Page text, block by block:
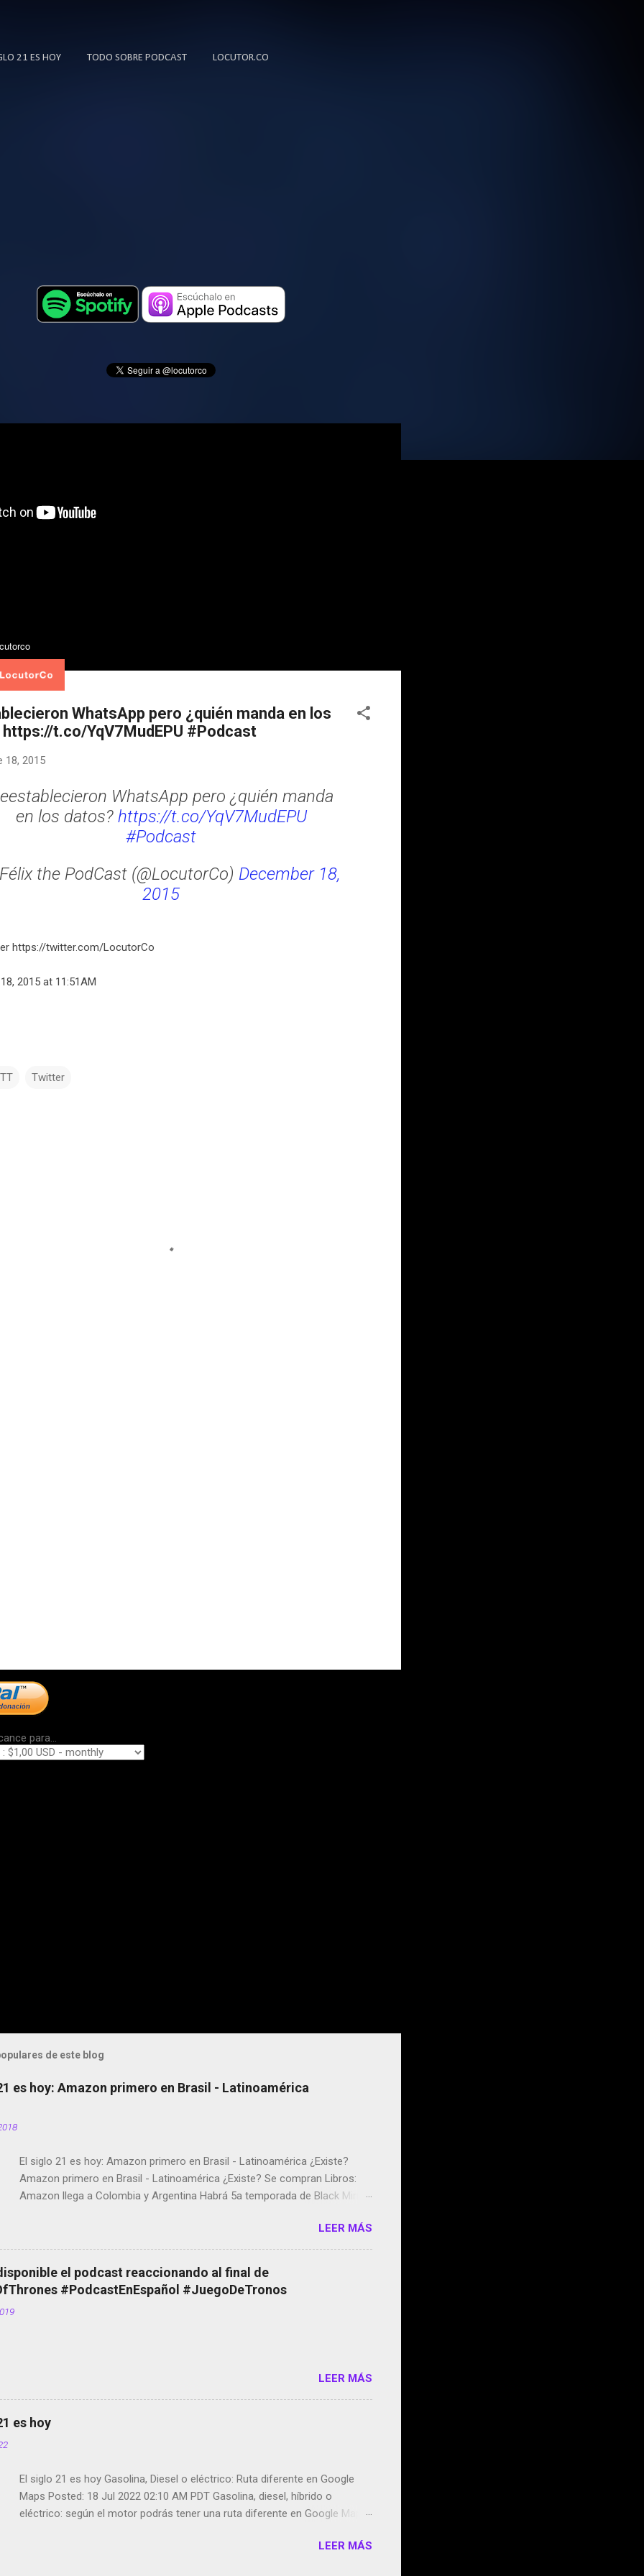
21 ES HOY TODO SOBRE PODCAST LOCUTOR.CO
WhatsApp pero ¿quién manda en los
t.co/YqV7MudEPU #Podcast
18, 2015
WhatsApp pero ¿quién manda
en los datos? https://t.co/YqV7MudEPU
#Podcast
the PodCast (@LocutorCo) December 18,
2015
https://twitter.com/LocutorCo
2015 at 11:51AM
Twitter
para...
de este blog
es hoy: Amazon primero en Brasil - Latinoamérica
El siglo 21 es hoy: Amazon primero en Brasil - Latinoamérica ¿Existe?
Amazon primero en Brasil - Latinoamérica ¿Existe? Se compran Libros:
Amazon llega a Colombia y Argentina Habrá 5a temporada de Black Mirror
copyright en Instagram Música y vídeo selfies en la red social Riddley
Scott saca a Kevin Spacey de su película Francisco regaña a los que usan
el smartphone en sus misas La serie de la Tierra Media GoBee - StartUp
de bicicletas de alquiler Stop Motion en Instagram Vodafone: me siento
tumbado. Amazon Music: Chingo yo, chingas tu... http://amzn.to/2z1UkPK
LEER MÁS
el podcast reaccionando al final de
#PodcastEnEspañol #JuegoDeTronos
LEER MÁS
es hoy
El siglo 21 es hoy Gasolina, Diesel o eléctrico: Ruta diferente en Google
Maps Posted: 18 Jul 2022 02:10 AM PDT Gasolina, diesel, híbrido o
eléctrico: según el motor podrás tener una ruta diferente en Google Maps.
de esos sentidos es lo que hacen los desarrolladores de Alphabet, laLEER MÁS